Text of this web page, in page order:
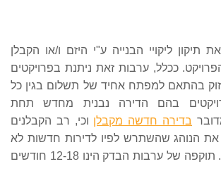
ליקויי הבנייה ע"י היזם ו/או הקבלן
ככלל, ערבות זאת ניתנת בפרויקטים
תמ"א 38 חיזוק בהתאם למפתח אחיד של תשלום בגין כל
בהם הדירה נבנית מחדש תחת
בדירה חדשה מקבלן וכי, רב הקבלנים
את הנוהג שהשתרש לפיו לדירות חדשות לא
תוענק ערבות בדק. תוקפה של ערבות הבדק הינו 12-18 חודשים